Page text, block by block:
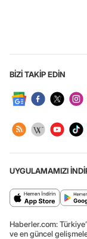
BİZİ TAKİP EDİN
UYGULAMAMIZI
Haberler.com:
ve en güncel